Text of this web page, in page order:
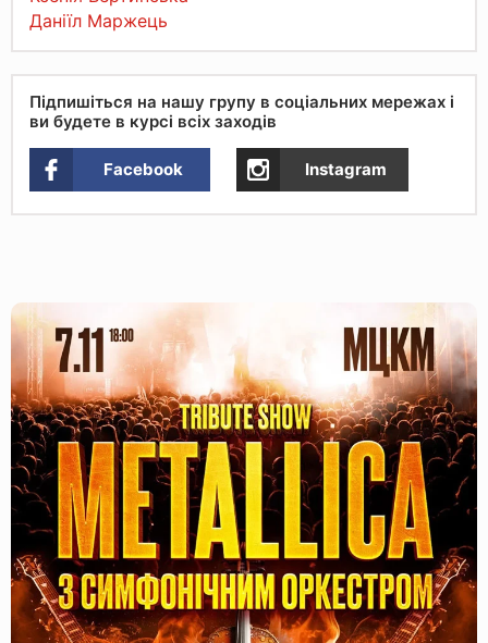
Даніїл Маржець
Підпишіться на нашу групу в соціальних мережах і
ви будете в курсі всіх заходів
Facebook Instagram